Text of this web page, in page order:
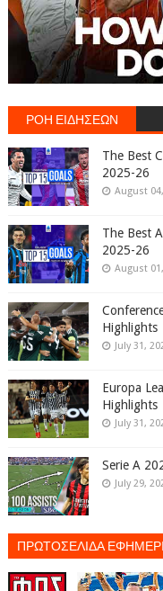
ΡΟΗ ΕΙΔΗΣΕΩΝ
The Best
2025-26
August
The Best
2025-26
August
Highlights
July 31,
Europa
Highlights
July 31,
Serie A
July 29,
ΠΡΩΤΟΣΕΛΙΔΑ